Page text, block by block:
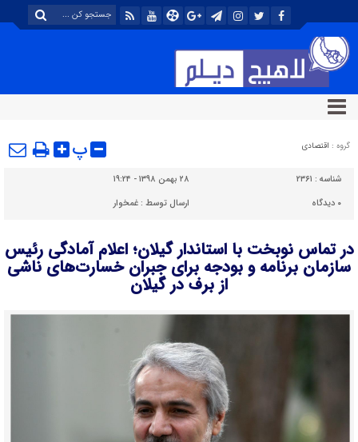
گروه : اقتصادی پ
شناسه : ۲۳۶۱
۲۸ بهمن ۱۳۹۸ - ۱۹:۲۴
۰ دیدگاه ارسال توسط :غمخوار
در تماس نوبخت با استاندار گیلان؛ اعلام آمادگی رئیس
سازمان برنامه و بودجه برای جبران خسارت‌های ناشی
از برف در گیلان